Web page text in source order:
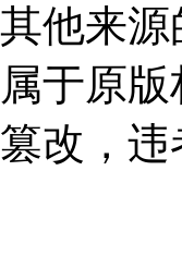
他来
于原
改，